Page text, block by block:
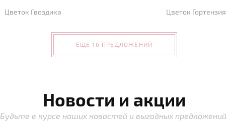
Цветок Гвоздика Цветок Гортензия
ЕЩЕ 16 ПРЕДЛОЖЕНИЙ
Новости и акции
Будьте в курсе наших новостей и выгодных